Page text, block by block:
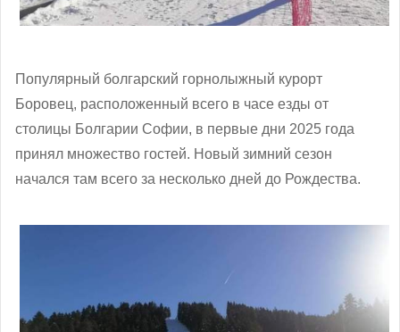
Популярный болгарский горнолыжный курорт
Боровец, расположенный всего в часе езды от
столицы Болгарии Софии, в первые дни 2025 года
принял множество гостей. Новый зимний сезон
начался там всего за несколько дней до Рождества.